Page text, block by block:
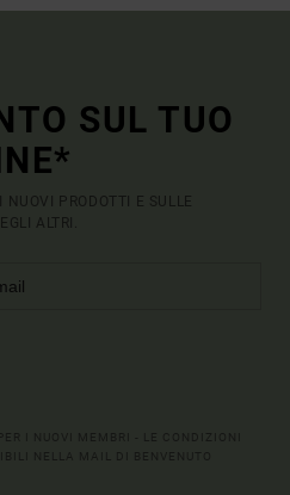
SUL TUO
PRODOTTI E SULLE
ALTRI.